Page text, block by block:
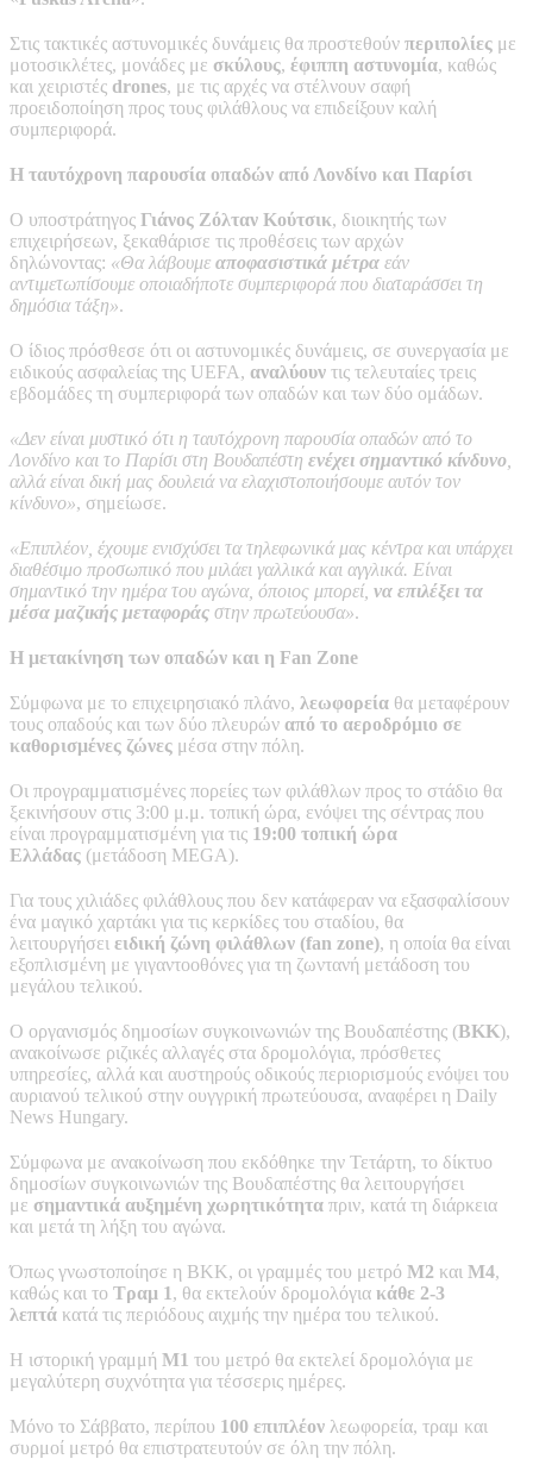
Στις τακτικές αστυνομικές δυνάμεις θα προστεθούν περιπολίες με
μοτοσικλέτες, μονάδες με σκύλους, έφιππη αστυνομία, καθώς
και χειριστές drones, με τις αρχές να στέλνουν σαφή
προειδοποίηση προς τους φιλάθλους να επιδείξουν καλή
συμπεριφορά.
Η ταυτόχρονη παρουσία οπαδών από Λονδίνο και Παρίσι
Ο υποστράτηγος Γιάνος Ζόλταν Κούτσικ, διοικητής των
επιχειρήσεων, ξεκαθάρισε τις προθέσεις των αρχών
δηλώνοντας: «Θα λάβουμε αποφασιστικά μέτρα εάν
αντιμετωπίσουμε οποιαδήποτε συμπεριφορά που διαταράσσει τη
δημόσια τάξη».
Ο ίδιος πρόσθεσε ότι οι αστυνομικές δυνάμεις, σε συνεργασία με
ειδικούς ασφαλείας της UEFA, αναλύουν τις τελευταίες τρεις
εβδομάδες τη συμπεριφορά των οπαδών και των δύο ομάδων.
«Δεν είναι μυστικό ότι η ταυτόχρονη παρουσία οπαδών από το
Λονδίνο και το Παρίσι στη Βουδαπέστη ενέχει σημαντικό κίνδυνο
αλλά είναι δική μας δουλειά να ελαχιστοποιήσουμε αυτόν τον
κίνδυνο», σημείωσε.
«Επιπλέον, έχουμε ενισχύσει τα τηλεφωνικά μας κέντρα και υπάρχει
διαθέσιμο προσωπικό που μιλάει γαλλικά και αγγλικά. Είναι
σημαντικό την ημέρα του αγώνα, όποιος μπορεί, να επιλέξει τα
μέσα μαζικής μεταφοράς στην πρωτεύουσα».
Η μετακίνηση των οπαδών και η Fan Zone
Σύμφωνα με το επιχειρησιακό πλάνο, λεωφορεία θα μεταφέρουν
τους οπαδούς και των δύο πλευρών από το αεροδρόμιο σε
καθορισμένες ζώνες μέσα στην πόλη.
Οι προγραμματισμένες πορείες των φιλάθλων προς το στάδιο θα
ξεκινήσουν στις 3:00 μ.μ. τοπική ώρα, ενόψει της σέντρας που
είναι προγραμματισμένη για τις 19:00 τοπική ώρα
Ελλάδας (μετάδοση MEGA).
Για τους χιλιάδες φιλάθλους που δεν κατάφεραν να εξασφαλίσουν
ένα μαγικό χαρτάκι για τις κερκίδες του σταδίου, θα
λειτουργήσει ειδική ζώνη φιλάθλων (fan zone), η οποία θα είναι
εξοπλισμένη με γιγαντοοθόνες για τη ζωντανή μετάδοση του
μεγάλου τελικού.
Ο οργανισμός δημοσίων συγκοινωνιών της Βουδαπέστης (BKK),
ανακοίνωσε ριζικές αλλαγές στα δρομολόγια, πρόσθετες
υπηρεσίες, αλλά και αυστηρούς οδικούς περιορισμούς ενόψει του
αυριανού τελικού στην ουγγρική πρωτεύουσα, αναφέρει η Daily
News Hungary.
Σύμφωνα με ανακοίνωση που εκδόθηκε την Τετάρτη, το δίκτυο
δημοσίων συγκοινωνιών της Βουδαπέστης θα λειτουργήσει
με σημαντικά αυξημένη χωρητικότητα πριν, κατά τη διάρκεια
και μετά τη λήξη του αγώνα.
Όπως γνωστοποίησε η BKK, οι γραμμές του μετρό M2 και M4,
καθώς και το Τραμ 1 , θα εκτελούν δρομολόγια κάθε 2-3
λεπτά κατά τις περιόδους αιχμής την ημέρα του τελικού.
Η ιστορική γραμμή M1 του μετρό θα εκτελεί δρομολόγια με
μεγαλύτερη συχνότητα για τέσσερις ημέρες.
Μόνο το Σάββατο, περίπου 100 επιπλέον λεωφορεία, τραμ και
συρμοί μετρό θα επιστρατευτούν σε όλη την πόλη.